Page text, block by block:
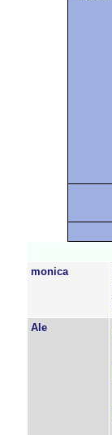
monica
Ale